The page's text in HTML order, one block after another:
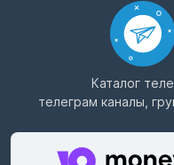
Каталог
телеграм каналы,